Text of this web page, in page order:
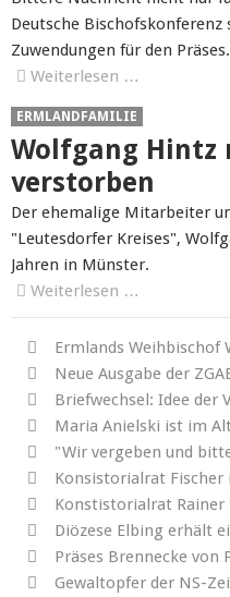
Deutsche Bischofskonferenz
Zuwendungen für den Präses.
Weiterlesen …
ERMLANDFAMILIE
Wolfgang Hintz
verstorben
Der ehemalige Mitarbeiter
"Leutesdorfer Kreises",
Jahren in Münster.
Weiterlesen …
Ermlands
Neue Ausgabe der
Briefwechsel: Idee der
Maria Anielski ist im
"Wir vergeben und
Konsistorialrat Fischer
Konstistorialrat Rainer
Diözese Elbing erhält
Präses Brennecke von
Gewaltopfer der NS-